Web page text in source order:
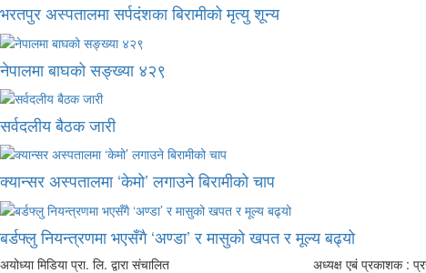
भरतपुर अस्पतालमा सर्पदंशका बिरामीको मृत्यु शून्य
नेपालमा बाघको सङ्ख्या ४२९
सर्वदलीय बैठक जारी
क्यान्सर अस्पतालमा ‘केमो’ लगाउने बिरामीको चाप
बर्डफ्लु नियन्त्रणमा भएसँगै ‘अण्डा’ र मासुको खपत र मूल्य बढ्यो
अयोध्या मिडिया प्रा. लि. द्वारा संचालित
अध्यक्ष एबं प्रकाशक :